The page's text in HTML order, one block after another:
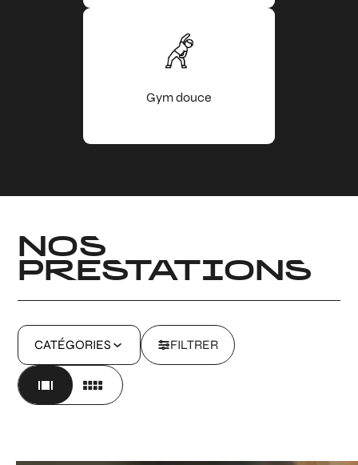
Gym douce
NOS
PRESTATIONS
CATÉGORIES FILTRER